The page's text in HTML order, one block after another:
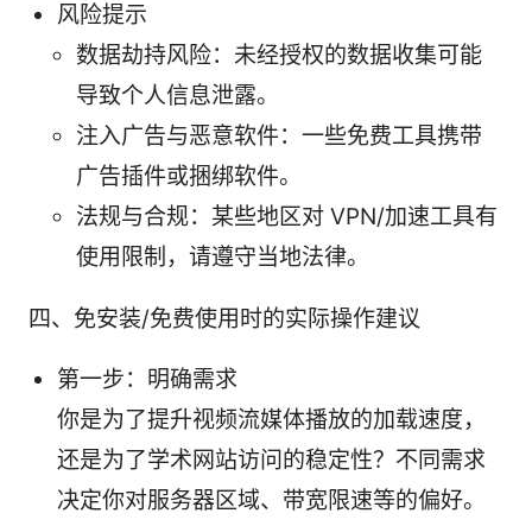
风险提示
数据劫持风险：未经授权的数据收集可能
导致个人信息泄露。
注入广告与恶意软件：一些免费工具携带
广告插件或捆绑软件。
法规与合规：某些地区对 VPN/加速工具有
使用限制，请遵守当地法律。
四、免安装/免费使用时的实际操作建议
第一步：明确需求
你是为了提升视频流媒体播放的加载速度，
还是为了学术网站访问的稳定性？不同需求
决定你对服务器区域、带宽限速等的偏好。